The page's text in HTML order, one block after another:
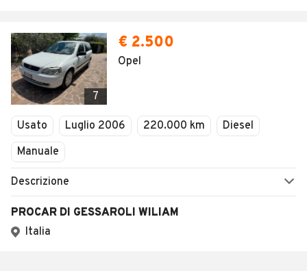
7
€ 2.500
Opel
Usato Luglio 2006 220.000 km
Diesel
Manuale
Descrizione
PROCAR DI GESSAROLI WILIAM
Italia